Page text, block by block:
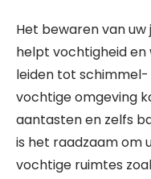
Het bewaren van
helpt vochtigheid
leiden tot
vochtige omgeving
aantasten en zelfs
is het raadzaam om
vochtige ruimtes